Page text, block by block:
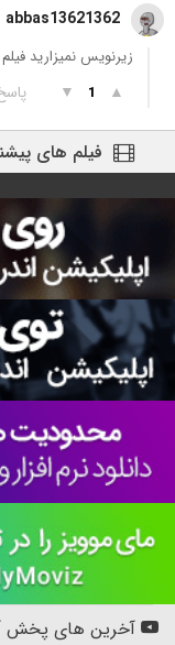
abbas13621362
زیرنویس نمیزارید
▲
1
▼
فیلم های
آخرین های پخش